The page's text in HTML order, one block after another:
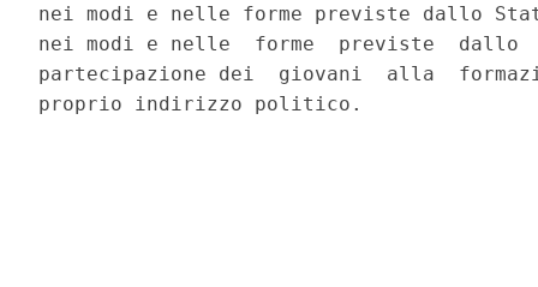
nei modi e nelle forme previste dallo
nei modi e nelle  forme  previste  dallo
partecipazione dei  giovani  alla
proprio indirizzo politico.